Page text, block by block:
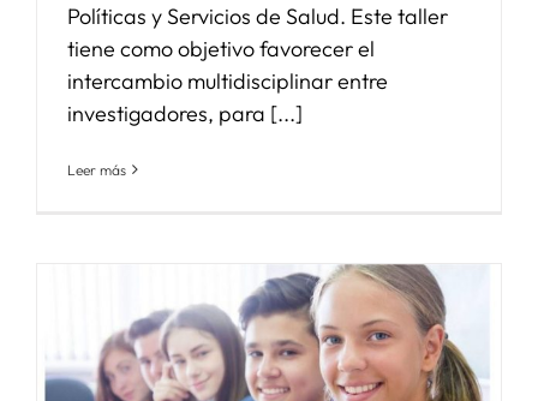
Políticas y Servicios de Salud. Este taller
tiene como objetivo favorecer el
intercambio multidisciplinar entre
investigadores, para [...]
Leer más